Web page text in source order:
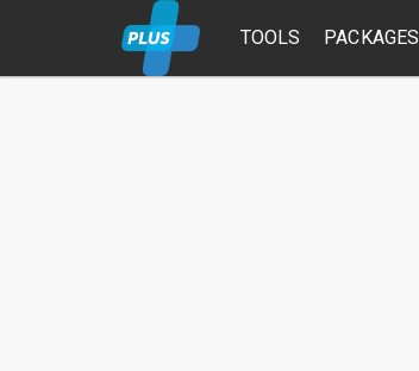
TOOLS PACKAGES